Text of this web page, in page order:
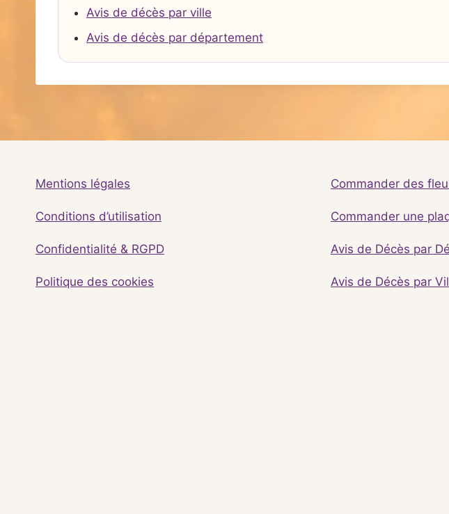
Avis de décès par ville
Avis de décès par département
Mentions légales
Conditions d’utilisation
Confidentialité & RGPD
Politique des cookies
Commander des
Commander une
Avis de Décès par
Avis de Décès par